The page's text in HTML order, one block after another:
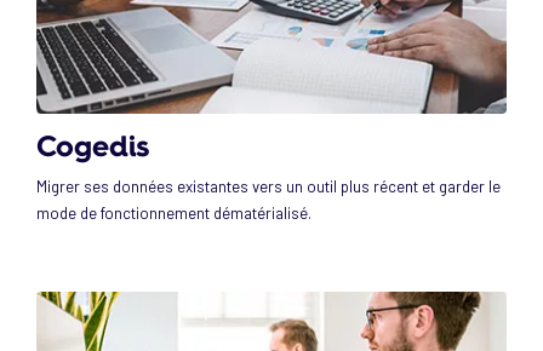
Cogedis
Migrer ses données existantes vers un outil plus récent et garder le
mode de fonctionnement dématérialisé.